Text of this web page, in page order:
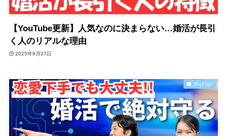
【YouTube更新】人気なのに決まらない…婚活が長引
く人のリアルな理由
2025年9月27日
YouTube